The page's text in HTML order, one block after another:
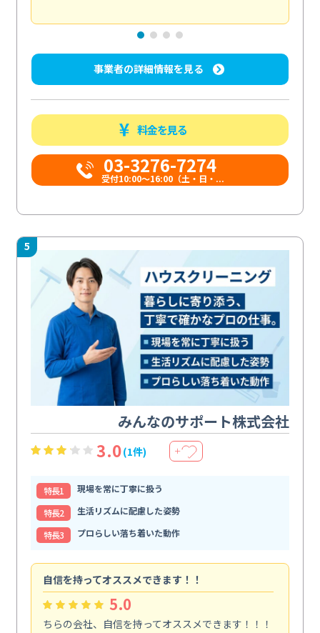
事業者の詳細情報を見る
料金を見る
03-3276-7274
受付10:00〜16:00（土・日・...
5
みんなのサポート株式会社
3.0(1件) ＋
特⻑1
現場を常に丁寧に扱う
特⻑2
生活リズムに配慮した姿勢
特⻑3
プロらしい落ち着いた動作
自信を持ってオススメできます！！
5.0
ちらの会社、自信を持ってオススメできます！！！